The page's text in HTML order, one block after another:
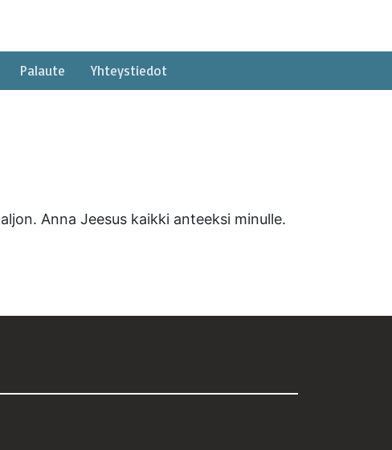
Palaute Yhteystiedot
Anna Jeesus kaikki anteeksi minulle.